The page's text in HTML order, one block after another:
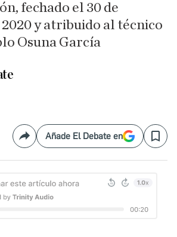
fechado el 30 de
y atribuido al técnico
Osuna García
CompartirAñade El Debate en Save